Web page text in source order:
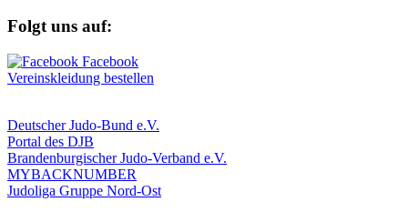
Folgt uns auf:
Vereinskleidung bestellen
Deutscher Judo-Bund e.V.
Portal des DJB
Brandenburgischer Judo-Verband e.V.
MYBACKNUMBER
Judoliga Gruppe Nord-Ost